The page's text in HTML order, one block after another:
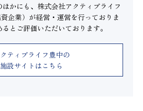
ほかにも、株式会社アクティブライフ
企業）が経営・運営を行っておりま
とご評価いただいております。
ティブライフ豊中の
施設サイトはこちら